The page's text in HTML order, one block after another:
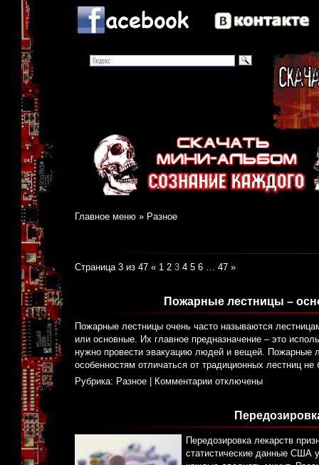
Главное меню » Разное
Страница 3 из 47 « 1 2 3 4 5 6 … 47 »
Пожарные лестницы –
Пожарные лестницы очень часто называются
или основные. Их главное предназначение – это
нужно провести эвакуацию людей и вещей. Пожарные
особенностям отличаться от традиционных лестниц не
Рубрика: Разное Комментарии отключены
Передозировка лекарств
статистические данные США